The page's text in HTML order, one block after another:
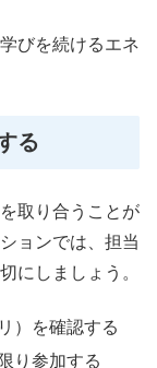
びを続けるエネ
る
取り合うことが
ョンでは、担当
にしましょう。
）を確認する
り参加する